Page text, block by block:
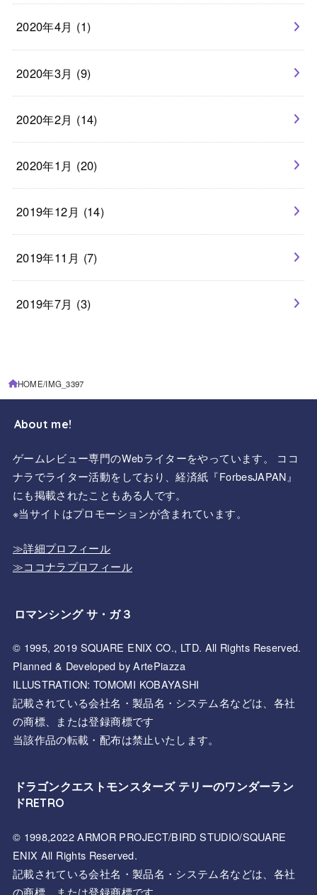
2020年4月 (1)
2020年3月 (9)
2020年2月 (14)
2020年1月 (20)
2019年12月 (14)
2019年11月 (7)
2019年7月 (3)
HOME IMG_3397
About me!
ゲームレビュー専門のWebライターをやっています。 ココ
ナラでライター活動をしており、経済紙『ForbesJAPAN』
にも掲載されたこともある人です。
※当サイトはプロモーションが含まれています。
≫詳細プロフィール
≫ココナラプロフィール
ロマンシング サ・ガ３
© 1995, 2019 SQUARE ENIX CO., LTD. All Rights Reserved.
Planned & Developed by ArtePiazza
ILLUSTRATION: TOMOMI KOBAYASHI
記載されている会社名・製品名・システム名などは、各社
の商標、または登録商標です
当該作品の転載・配布は禁止いたします。
ドラゴンクエストモンスターズ テリーのワンダーラン
ドRETRO
© 1998,2022 ARMOR PROJECT/BIRD STUDIO/SQUARE
ENIX All Rights Reserved.
記載されている会社名・製品名・システム名などは、各社
の商標、または登録商標です